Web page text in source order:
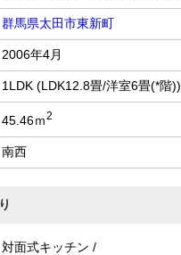
群馬県太田市東新町
2006年4月
1LDK (LDK12.8畳/洋室6畳(*階))
45.46ｍ2
南西
対面式キッチン /